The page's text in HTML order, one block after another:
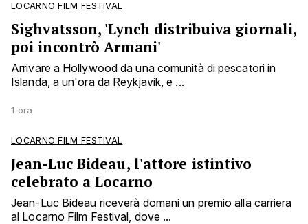
LOCARNO FILM FESTIVAL
Sighvatsson, 'Lynch distribuiva giornali,
poi incontrò Armani'
Arrivare a Hollywood da una comunità di pescatori in
Islanda, a un'ora da Reykjavik, e ...
1 ora
LOCARNO FILM FESTIVAL
Jean-Luc Bideau, l'attore istintivo
celebrato a Locarno
Jean-Luc Bideau riceverà domani un premio alla carriera
al Locarno Film Festival, dove ...